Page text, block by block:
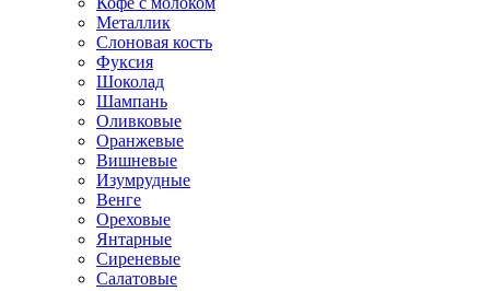
Металлик
Слоновая кость
Фуксия
Шоколад
Шампань
Оливковые
Оранжевые
Вишневые
Изумрудные
Венге
Ореховые
Янтарные
Сиреневые
Салатовые